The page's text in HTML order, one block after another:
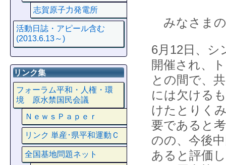
みなさまの
6月12日、シ
開催され、
との間で、
には欠ける
けたとりく
要であると
のの、今後
あると評価
志賀原子力発電所
活動日誌・アピール含む
(2013.6.13～)
リンク集
フォーラム平和・人権・環
境 原水禁国民会議
ＮｅｗｓＰａｐｅｒ
リンク 単産･県平和運動Ｃ
全国基地問題ネット